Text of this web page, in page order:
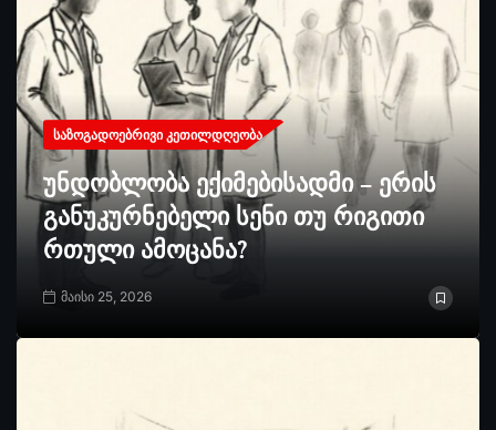
ᲡᲐᲖᲝᲒᲐᲓᲝᲔᲑᲠᲘᲕᲘ ᲙᲔᲗᲘᲚᲓᲦᲔᲝᲑᲐ
უნდობლობა ექიმებისადმი – ერის
განუკურნებელი სენი თუ რიგითი
რთული ამოცანა?
მაისი 25, 2026